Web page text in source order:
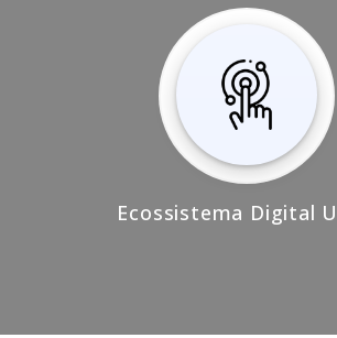
Ecossistema Digital